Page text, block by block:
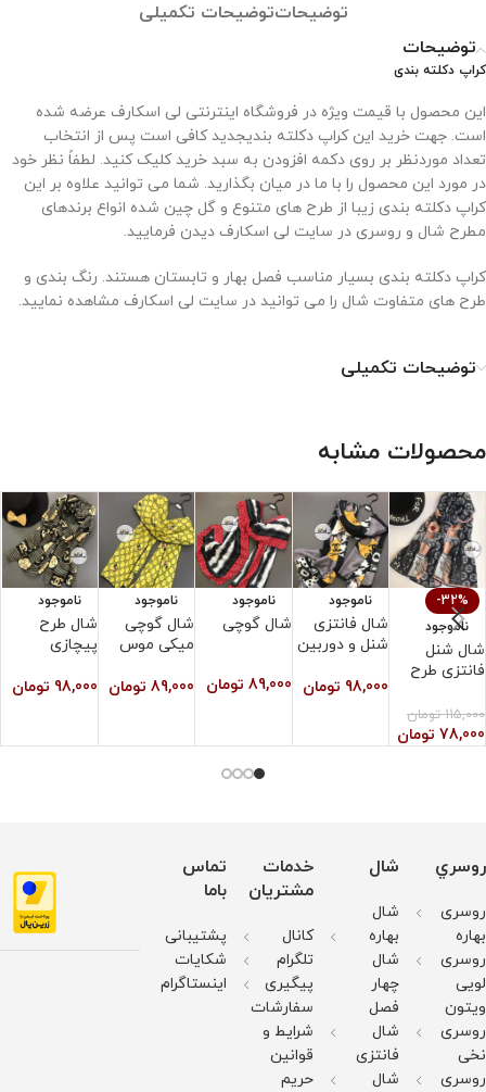
توضیحاتتوضیحات تکمیلی
توضیحات
کراپ دکلته بندی
این محصول با قیمت ویژه در فروشگاه اینترنتی لی اسکارف عرضه شده
است. جهت خرید این کراپ دکلته بندیجدید کافی است پس از انتخاب
تعداد موردنظر بر روی دکمه افزودن به سبد خرید کلیک کنید. لطفاً نظر خود
در مورد این محصول را با ما در میان بگذارید. شما می توانید علاوه بر این
کراپ دکلته بندی زیبا از طرح های متنوع و گل چین شده انواع برندهای
مطرح شال و روسری در سایت لی اسکارف دیدن فرمایید.
کراپ دکلته بندی بسیار مناسب فصل بهار و تابستان هستند. رنگ بندی و
طرح های متفاوت شال را می توانید در سایت لی اسکارف مشاهده نمایید.
نحوه نگهداری از کراپ
۳. از خشک کن استفاده نشود.
توضیحات تکمیلی
محصولات مشابه
-32%
ناموجود
شال شنل
فانتزی طرح
115,000 تومان
78,000 تومان
ناموجود
شال فانتزی
شنل و دوربین
98,000 تومان
ناموجود
شال گوچی
89,000 تومان
ناموجود
شال گوچی
میکی موس
89,000 تومان
ناموجود
شال طرح
پیچازی
98,000 تومان
روسري
روسری
بهاره
روسری
لویی
ویتون
روسری
نخی
روسری
شال
شال
بهاره
شال
چهار
فصل
شال
فانتزی
شال
خدمات
مشتریان
کانال
تلگرام
پیگیری
سفارشات
شرایط و
قوانین
حریم
تماس
باما
پشتیبانی
شکایات
اینستاگرام